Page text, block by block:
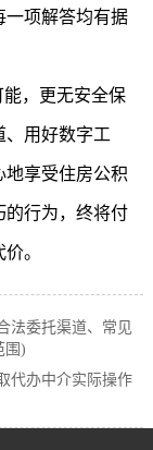
一项解答均有据
能，更无安全保
、用好数字工
地享受住房公积
的行为，终将付
。
法委托渠道、常见
围)
代办中介实际操作